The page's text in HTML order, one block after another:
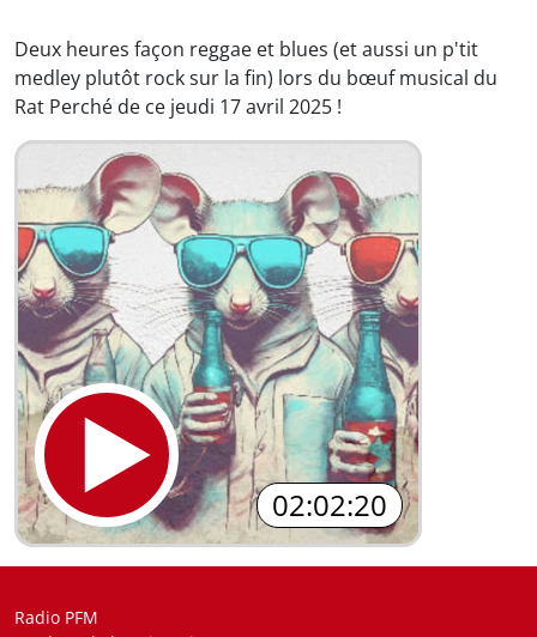
Deux heures façon reggae et blues (et aussi un p'tit
medley plutôt rock sur la fin) lors du bœuf musical du
Rat Perché de ce jeudi 17 avril 2025 !
02:02:20
Radio PFM